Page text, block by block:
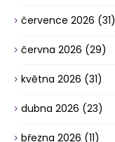
července 2026 (31)
června 2026 (29)
května 2026 (31)
dubna 2026 (23)
března 2026 (11)